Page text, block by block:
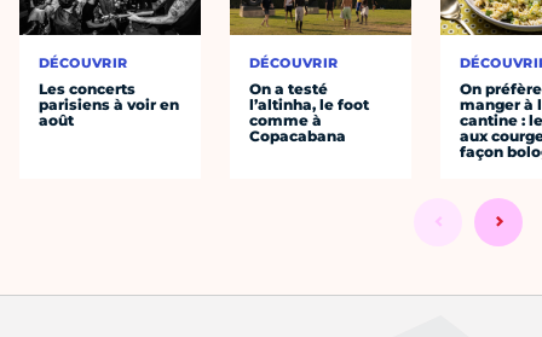
DÉCOUVRIR
Les concerts
parisiens à voir en
août
DÉCOUVRIR
On a testé
l’altinha, le foot
comme à
Copacabana
On préfère
manger à
cantine :
aux
façon